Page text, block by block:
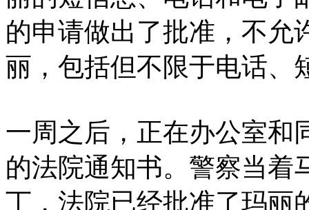
的申请做出了批准，不允
丽，包括但不限于电话、
一周之后，正在办公室和
的法院通知书。警察当着
丁，法院已经批准了玛丽